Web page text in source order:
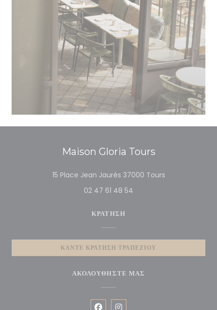
Maison Gloria Tours
15 Place Jean Jaurès 37000 Tours((ανοίγει σε νέο
02 47 61 48 54
ΚΡΆΤΗΣΗ
ΚΆΝΤΕ ΚΡΆΤΗΣΗ ΤΡΑΠΕΖΙΟΎ
ΑΚΟΛΟΥΘΉΣΤΕ ΜΑΣ